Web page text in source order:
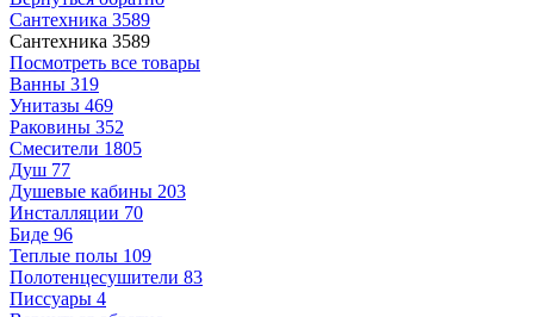
Сантехника 3589
Сантехника 3589
Посмотреть все товары
Ванны 319
Унитазы 469
Раковины 352
Смесители 1805
Душ 77
Душевые кабины 203
Инсталляции 70
Биде 96
Теплые полы 109
Полотенцесушители 83
Писсуары 4